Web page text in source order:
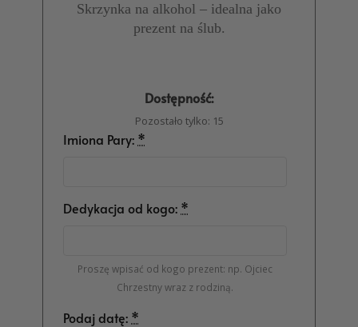
Skrzynka na alkohol – idealna jako
prezent na ślub.
Dostępność:
Pozostało tylko: 15
Imiona Pary: *
Dedykacja od kogo: *
Proszę wpisać od kogo prezent: np. Ojciec
Chrzestny wraz z rodziną.
Podaj datę: *